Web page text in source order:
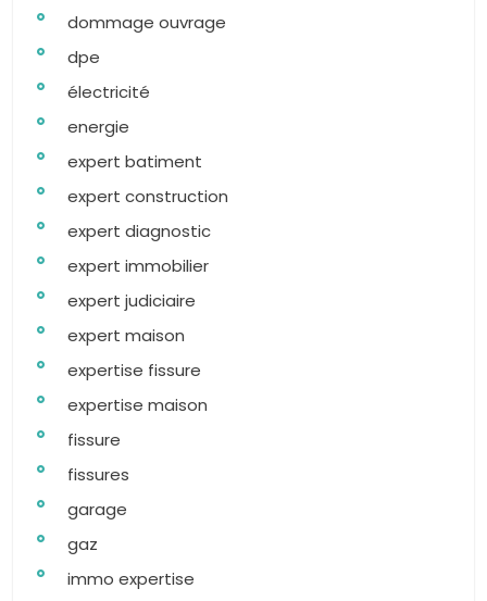
dommage ouvrage
dpe
électricité
energie
expert batiment
expert construction
expert diagnostic
expert immobilier
expert judiciaire
expert maison
expertise fissure
expertise maison
fissure
fissures
garage
gaz
immo expertise